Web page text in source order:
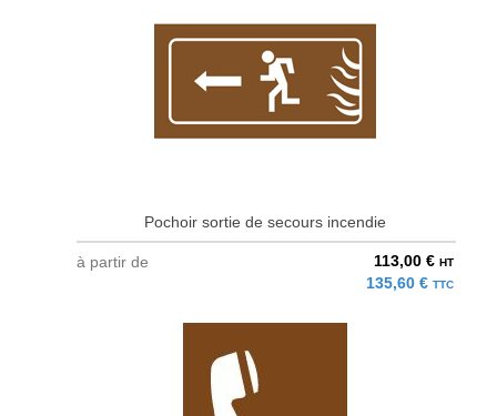
Pochoir sortie de secours incendie
à partir de 113,00 € HT
135,60 € TTC